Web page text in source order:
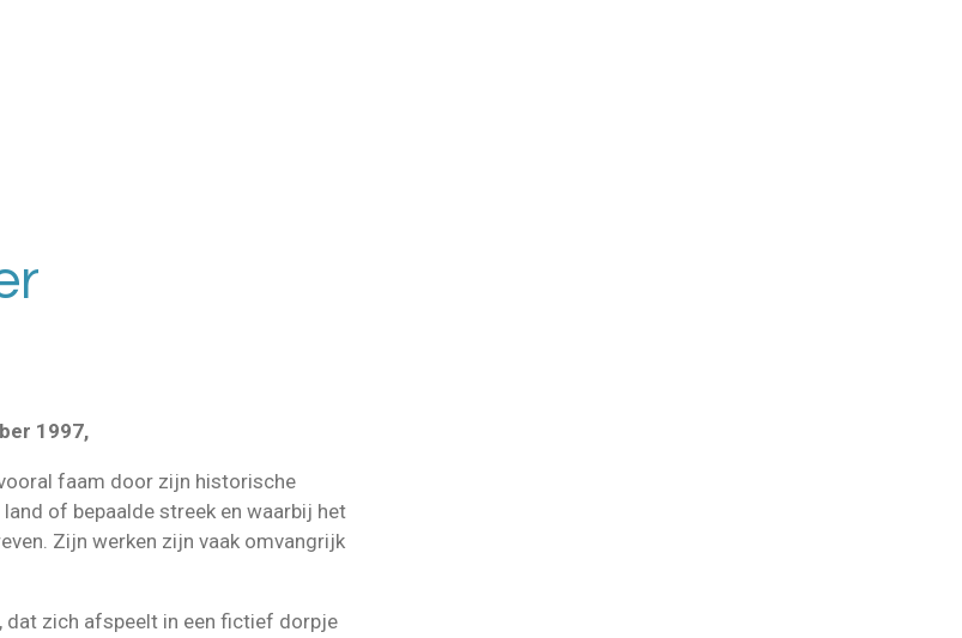
1997,
faam door zijn historische
of bepaalde streek en waarbij het
Zijn werken zijn vaak omvangrijk
dat zich afspeelt in een fictief dorpje